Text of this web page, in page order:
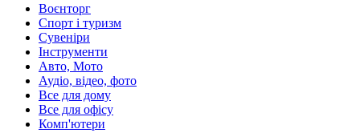
Воєнторг
Спорт і туризм
Сувеніри
Інструменти
Авто, Мото
Аудіо, відео, фото
Все для дому
Все для офісу
Комп'ютери